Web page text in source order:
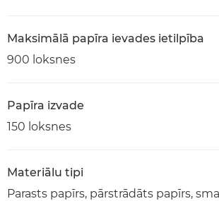
Maksimālā papīra ievades ietilpība
900 loksnes
Papīra izvade
150 loksnes
Materiālu tipi
Parasts papīrs, pārstrādāts papīrs,